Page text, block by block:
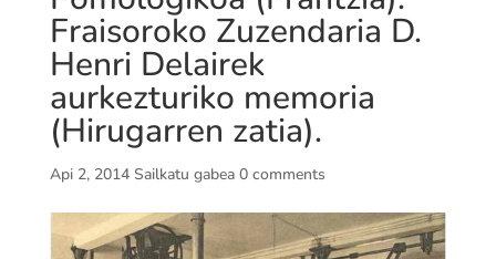
Fraisoroko Zuzendaria D.
Henri Delairek
aurkezturiko memoria
(Hirugarren zatia).
Api 2, 2014 Sailkatu gabea 0 comments